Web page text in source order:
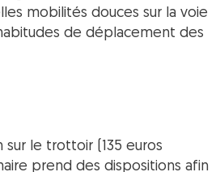
mobilités douces sur la voie
de déplacement des
le trottoir (135 euros
prend des dispositions afin